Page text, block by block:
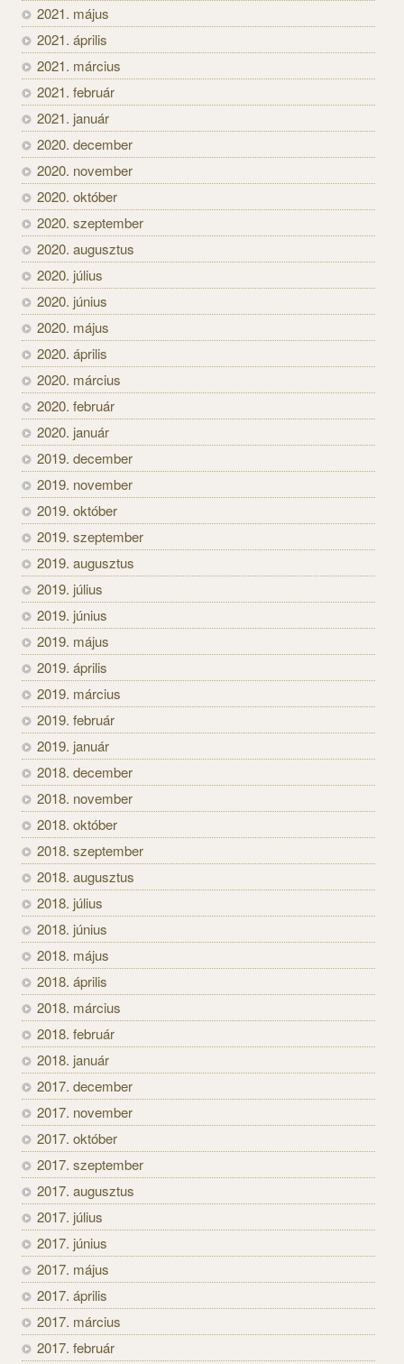
2021. május
2021. április
2021. március
2021. február
2021. január
2020. december
2020. november
2020. október
2020. szeptember
2020. augusztus
2020. július
2020. június
2020. május
2020. április
2020. március
2020. február
2020. január
2019. december
2019. november
2019. október
2019. szeptember
2019. augusztus
2019. július
2019. június
2019. május
2019. április
2019. március
2019. február
2019. január
2018. december
2018. november
2018. október
2018. szeptember
2018. augusztus
2018. július
2018. június
2018. május
2018. április
2018. március
2018. február
2018. január
2017. december
2017. november
2017. október
2017. szeptember
2017. augusztus
2017. július
2017. június
2017. május
2017. április
2017. március
2017. február